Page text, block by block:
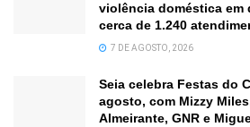
violência doméstica em
cerca de 1.240
7 DE AGOSTO, 2026
Seia celebra Festas do
agosto, com Mizzy
Almeirante, GNR e